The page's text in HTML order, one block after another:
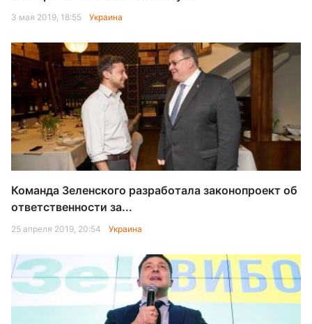
3 мая 2019, 18:55 Украина
Команда Зеленского разработала законопроект об
ответственности за...
25 апреля 2019, 20:54 Украина